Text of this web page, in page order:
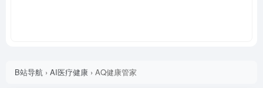
B站导航 › AI医疗健康 › AQ健康管家